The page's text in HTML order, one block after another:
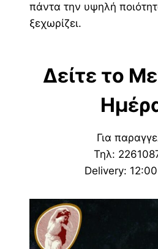
πάντα την υψηλή
ξεχωρίζει.
Δείτε το
Για
Τηλ:
Delivery: